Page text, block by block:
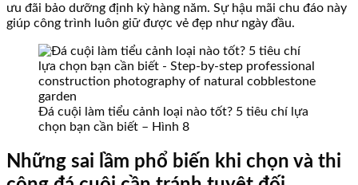
ưu đãi bảo dưỡng định kỳ hàng năm. Sự hậu mãi chu đáo này
giúp công trình luôn giữ được vẻ đẹp như ngày đầu.
Đá cuội làm tiểu cảnh loại nào tốt? 5 tiêu chí lựa
chọn bạn cần biết – Hình 8
Những sai lầm phổ biến khi chọn và thi